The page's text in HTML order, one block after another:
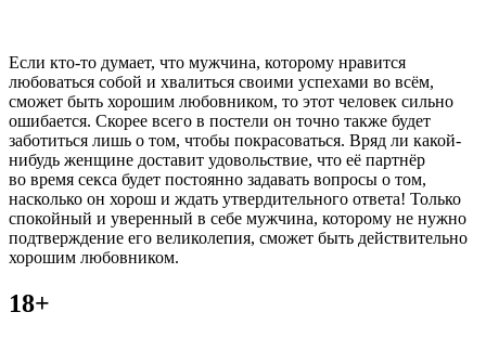
Если кто-то думает, что мужчина, которому нравится
любоваться собой и хвалиться своими успехами во всём,
сможет быть хорошим любовником, то этот человек сильно
ошибается. Скорее всего в постели он точно также будет
заботиться лишь о том, чтобы покрасоваться. Вряд ли какой-
нибудь женщине доставит удовольствие, что её партнёр
во время секса будет постоянно задавать вопросы о том,
насколько он хорош и ждать утвердительного ответа! Только
спокойный и уверенный в себе мужчина, которому не нужно
подтверждение его великолепия, сможет быть действительно
хорошим любовником.
18+